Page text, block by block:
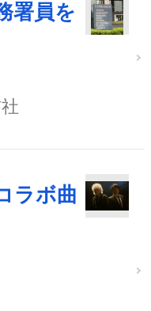
署員を
ラボ曲